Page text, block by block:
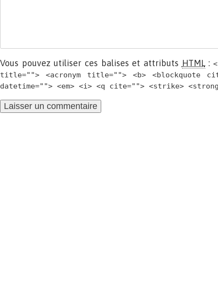
Vous pouvez utiliser ces balises et attributs HTML:
title=""> <acronym title=""> <b> <blockquote
datetime=""> <em> <i> <q cite=""> <strike>